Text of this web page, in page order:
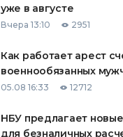
уже в августе
Вчера 13:10 2951
Как работает арест
военнообязанных
05.08 16:33 12712
НБУ предлагает
для безналичных